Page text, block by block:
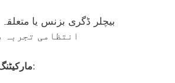
بیچلر ڈگری بزنس یا
انتظامی تجربہ
: